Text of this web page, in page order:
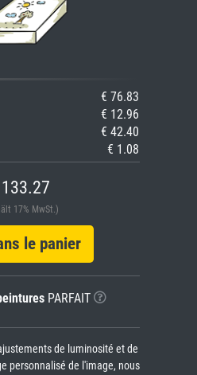
€ 76.83
€ 12.96
€ 42.40
€ 1.08
17% MwSt.)
le panier
PARFAIT
de luminosité et de
personnalisé de l'image, nous